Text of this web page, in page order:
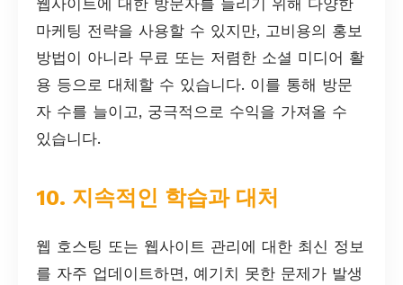
웹사이트에 대한 방문자를 늘리기 위해 다양한
마케팅 전략을 사용할 수 있지만, 고비용의 홍보
방법이 아니라 무료 또는 저렴한 소셜 미디어 활
용 등으로 대체할 수 있습니다. 이를 통해 방문
자 수를 늘이고, 궁극적으로 수익을 가져올 수
있습니다.
10. 지속적인 학습과 대처
웹 호스팅 또는 웹사이트 관리에 대한 최신 정보
를 자주 업데이트하면, 예기치 못한 문제가 발생